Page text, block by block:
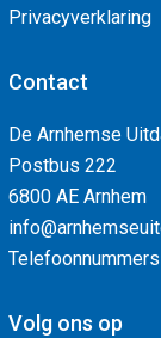
Privacyverklaring
Contact
De Arnhemse
Postbus 222
6800 AE Arnhem
Telefoonnummers
Volg ons op